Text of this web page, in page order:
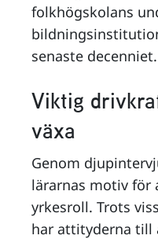
folkhögskolans
senaste decenniet.
Viktig
växa
Genom
lärarnas motiv för
yrkesroll. Trots
har attityderna till